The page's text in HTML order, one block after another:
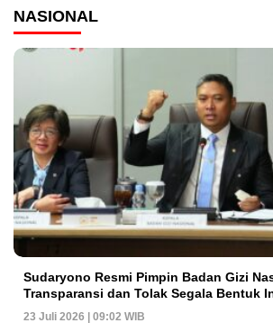
NASIONAL
Sudaryono Resmi Pimpin Badan Gizi
Transparansi dan Tolak Segala Bentuk
23 Juli 2026 | 09:02 WIB